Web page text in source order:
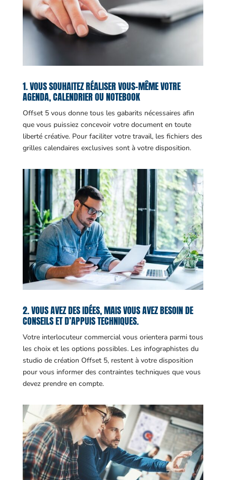
1. VOUS SOUHAITEZ RÉALISER VOUS-MÊME VOTRE
AGENDA, CALENDRIER OU NOTEBOOK
Offset 5 vous donne tous les gabarits nécessaires afin
que vous puissiez concevoir votre document en toute
liberté créative. Pour faciliter votre travail, les fichiers des
grilles calendaires exclusives sont à votre disposition.
2. VOUS AVEZ DES IDÉES, MAIS VOUS AVEZ BESOIN DE
CONSEILS ET D’APPUIS TECHNIQUES.
Votre interlocuteur commercial vous orientera parmi tous
les choix et les options possibles. Les infographistes du
studio de création Offset 5, restent à votre disposition
pour vous informer des contraintes techniques que vous
devez prendre en compte.